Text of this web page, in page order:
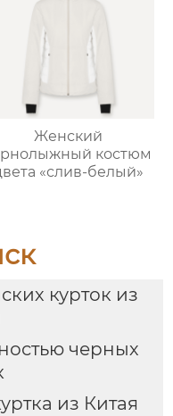
Женский
костюм
«слив-белый»
курток из
черных
из Китая